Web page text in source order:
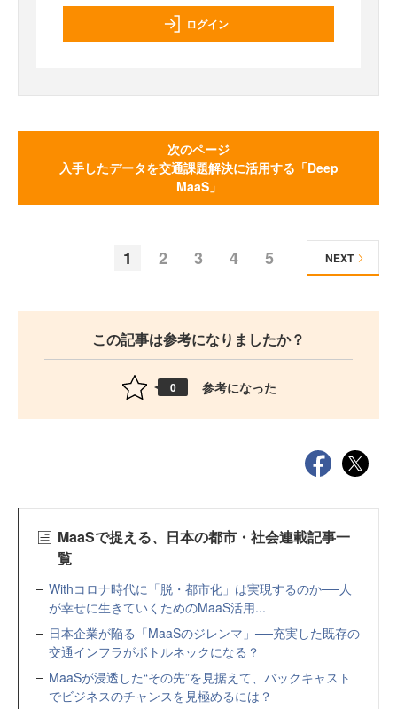
ログイン
次のページ
入手したデータを交通課題解決に活用する「Deep
MaaS」
1 2 3 4 5 NEXT
この記事は参考になりましたか？
0 参考になった
MaaSで捉える、日本の都市・社会連載記事一
覧
Withコロナ時代に「脱・都市化」は実現するのか──人
が幸せに生きていくためのMaaS活用...
日本企業が陥る「MaaSのジレンマ」──充実した既存の
交通インフラがボトルネックになる？
MaaSが浸透した“その先”を見据えて、バックキャスト
でビジネスのチャンスを見極めるには？